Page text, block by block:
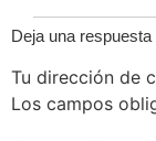
Deja una respuesta
Tu dirección de
Los campos